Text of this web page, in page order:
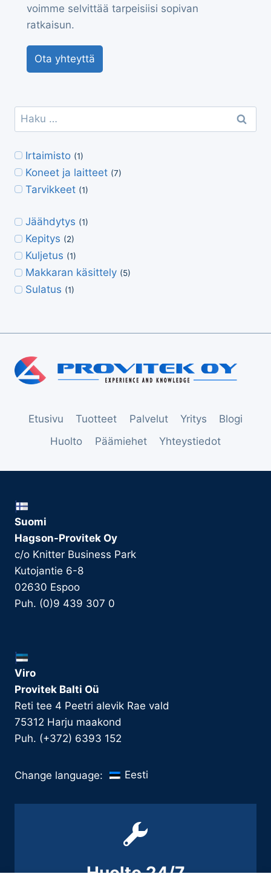
voimme selvittää tarpeisiisi sopivan
ratkaisun.
Ota yhteyttä
Haku:
Irtaimisto (1)
Koneet ja laitteet (7)
Tarvikkeet (1)
Jäähdytys (1)
Kepitys (2)
Kuljetus (1)
Makkaran käsittely (5)
Sulatus (1)
Etusivu Tuotteet Palvelut Yritys
Blogi
Huolto
Päämiehet Yhteystiedot
Suomi
Hagson-Provitek Oy
c/o Knitter Business Park
Kutojantie 6-8
02630 Espoo
Puh. (0)9 439 307 0
Viro
Provitek Balti Oü
Reti tee 4 Peetri alevik Rae vald
75312 Harju maakond
Puh. (+372) 6393 152
Change language: Eesti
Huolto 24/7